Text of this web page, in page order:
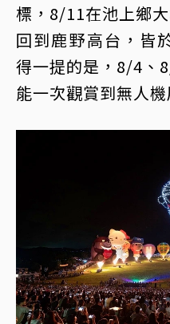
標，8/11在池上鄉
回到鹿野高台，皆
得一提的是，8/4、
能一次觀賞到無人